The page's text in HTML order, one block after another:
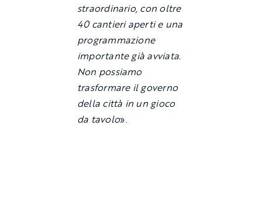
straordinario, con oltre
40 cantieri aperti e una
programmazione
importante già avviata.
Non possiamo
trasformare il governo
della città in un gioco
da tavolo».